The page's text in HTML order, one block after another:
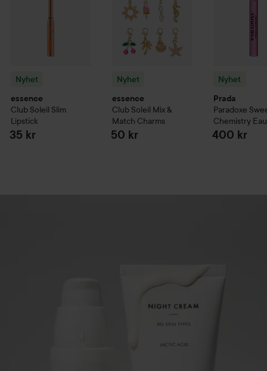
Nyhet
essence
Club Soleil Slim
Lipstick
35 kr
Nyhet
essence
Club Soleil Mix &
Match Charms
50 kr
Nyhet
Prada
Paradoxe
Chemistry
Parfum10 ml
400 kr